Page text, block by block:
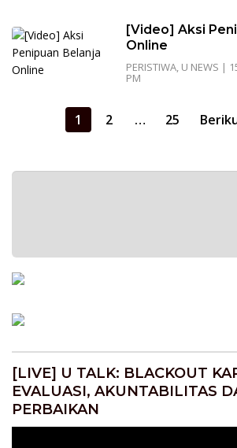
[Video] Aksi
Online
PERISTIWA, U NEWS |
PM
Paginasi
1 2 … 25
[LIVE] U TALK: BLACKOUT
EVALUASI, AKUNTABILITAS
PERBAIKAN